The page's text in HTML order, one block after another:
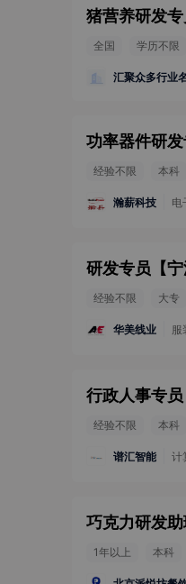
猪营养研发
全国 学历不限
汇聚众多行业
功率器件研发
经验不限 本科
瀚薪科技 电
研发专员 【
经验不限 大专
华美线业 服
行政人事专员
经验不限 本科
谱汇智能 计
巧克力研发
1年以上 本科